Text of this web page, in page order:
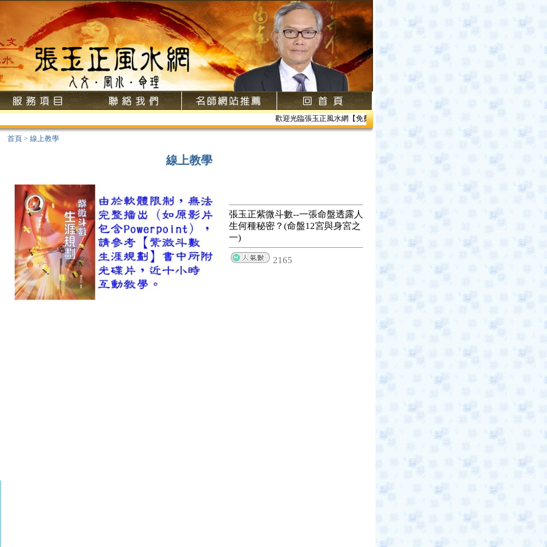
歡迎光臨張玉正風水網【免費網路線上教學】【風水館】1.居家風水2.企業風水3.
首頁 > 線上教學
線上教學
張玉正紫微斗數--一張命盤透露人
生何種秘密？(命盤12宮與身宮之
一)
2165